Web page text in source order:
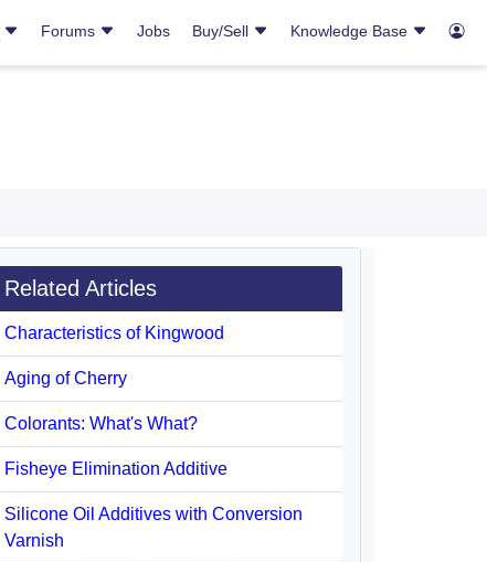
Forums Jobs Buy/Sell Knowledge Base
Related Articles
Characteristics of Kingwood
Aging of Cherry
Colorants: What's What?
Fisheye Elimination Additive
Silicone Oil Additives with Conversion
Varnish